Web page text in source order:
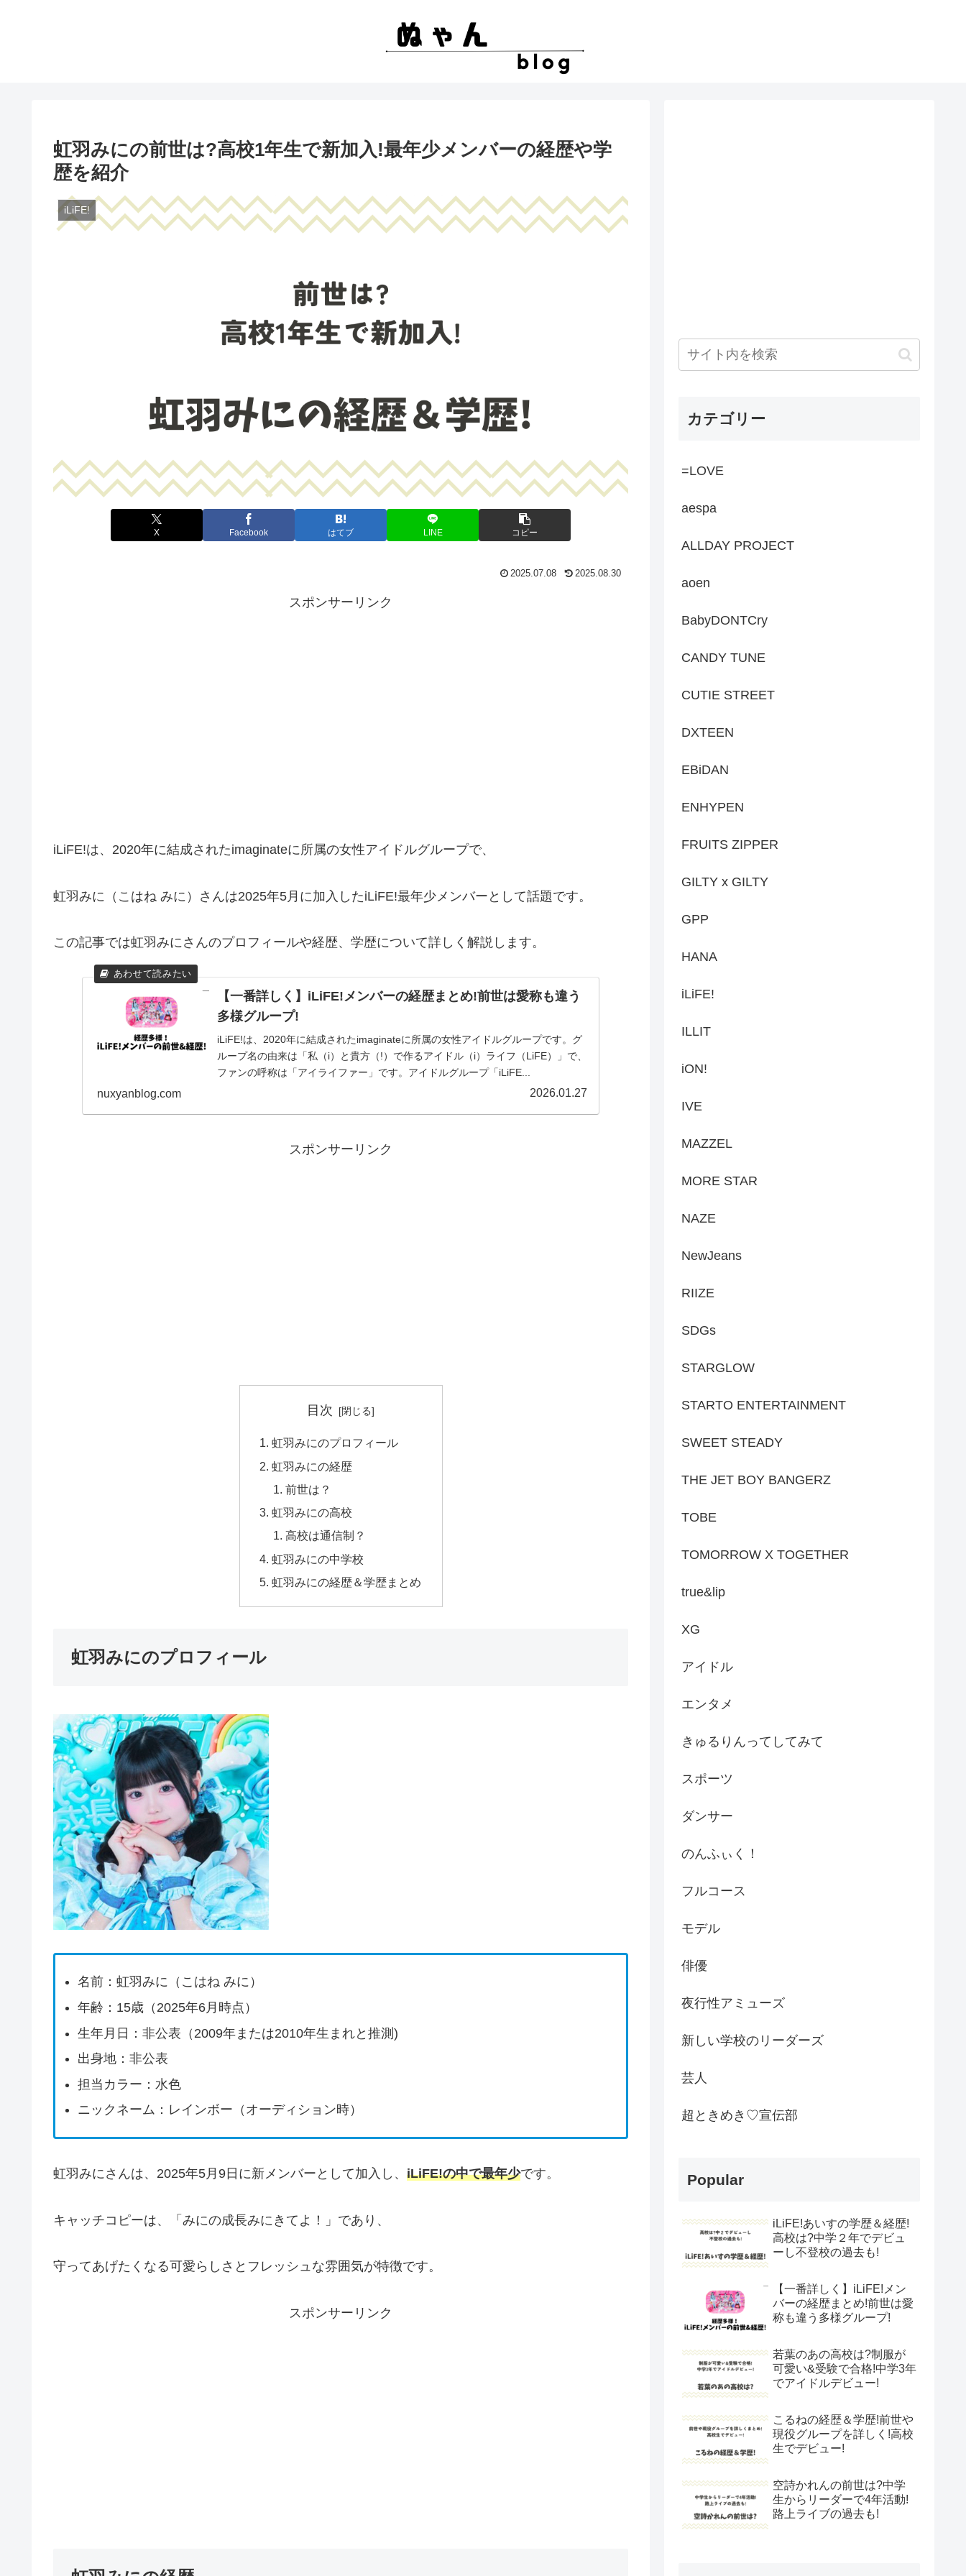
虹羽みにの前世は?高校1年生で新加入!最年少メンバーの経歴や学
歴を紹介
iLiFE!
X Facebook はてブ LINE コピー
2025.07.08 2025.08.30
スポンサーリンク
iLiFE!は、2020年に結成されたimaginateに所属の女性アイドルグループで、
虹羽みに（こはね みに）さんは2025年5月に加入したiLiFE!最年少メンバーとして話題です。
この記事では虹羽みにさんのプロフィールや経歴、学歴について詳しく解説します。
【一番詳しく】iLiFE!メンバーの経歴まとめ!前世は愛称も違う
多様グループ!
iLiFE!は、2020年に結成されたimaginateに所属の女性アイドルグループです。グ
ループ名の由来は「私（i）と貴方（!）で作るアイドル（i）ライフ（LiFE）」で、
ファンの呼称は「アイライファー」です。アイドルグループ「iLiFE...
nuxyanblog.com 2026.01.27
スポンサーリンク
目次
虹羽みにのプロフィール
虹羽みにの経歴
前世は？
虹羽みにの高校
高校は通信制？
虹羽みにの中学校
虹羽みにの経歴＆学歴まとめ
虹羽みにのプロフィール
名前：虹羽みに（こはね みに）
年齢：15歳（2025年6月時点）
生年月日：非公表（2009年または2010年生まれと推測)
出身地：非公表
担当カラー：水色
ニックネーム：レインボー（オーディション時）
虹羽みにさんは、2025年5月9日に新メンバーとして加入し、 iLiFE!の中で最年少です。
キャッチコピーは、「みにの成長みにきてよ！」であり、
守ってあげたくなる可愛らしさとフレッシュな雰囲気が特徴です。
スポンサーリンク
カテゴリー
=LOVE
aespa
ALLDAY PROJECT
aoen
BabyDONTCry
CANDY TUNE
CUTIE STREET
DXTEEN
EBiDAN
ENHYPEN
FRUITS ZIPPER
GILTY x GILTY
GPP
HANA
iLiFE!
ILLIT
iON!
IVE
MAZZEL
MORE STAR
NAZE
NewJeans
RIIZE
SDGs
STARGLOW
STARTO ENTERTAINMENT
SWEET STEADY
THE JET BOY BANGERZ
TOBE
TOMORROW X TOGETHER
true&lip
XG
アイドル
エンタメ
きゅるりんってしてみて
スポーツ
ダンサー
のんふぃく！
フルコース
モデル
俳優
夜行性アミューズ
新しい学校のリーダーズ
芸人
超ときめき♡宣伝部
Popular
iLiFE!あいすの学歴＆経歴!
高校は?中学２年でデビュ
ーし不登校の過去も!
【一番詳しく】iLiFE!メン
バーの経歴まとめ!前世は愛
称も違う多様グループ!
若葉のあの高校は?制服が
可愛い&受験で合格!中学3年
でアイドルデビュー!
こるねの経歴＆学歴!前世や
現役グループを詳しく!高校
生でデビュー!
空詩かれんの前世は?中学
生からリーダーで4年活動!
路上ライブの過去も!